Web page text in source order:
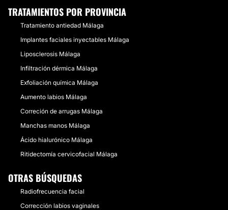
TRATAMIENTOS POR PROVINCIA
Tratamiento antiedad Málaga
Implantes faciales inyectables Málaga
Liposclerosis Málaga
Infiltración dérmica Málaga
Exfoliación química Málaga
Aumento labios Málaga
Correción de arrugas Málaga
Manchas manos Málaga
Ácido hialurónico Málaga
Ritidectomía cervicofacial Málaga
OTRAS BÚSQUEDAS
Radiofrecuencia facial
Corrección labios vaginales